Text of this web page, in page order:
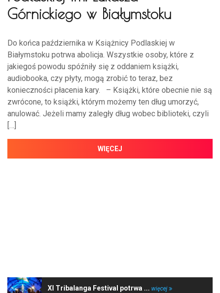
Górnickiego w Białymstoku
Do końca października w Książnicy Podlaskiej w
Białymstoku potrwa abolicja. Wszystkie osoby, które z
jakiegoś powodu spóźniły się z oddaniem książki,
audiobooka, czy płyty, mogą zrobić to teraz, bez
konieczności płacenia kary. – Książki, które obecnie nie są
zwrócone, to książki, którym możemy ten dług umorzyć,
anulować. Jeżeli mamy zaległy dług wobec biblioteki, czyli
[…]
WIĘCEJ
XI Tribalanga Festival potrwa ... więcej